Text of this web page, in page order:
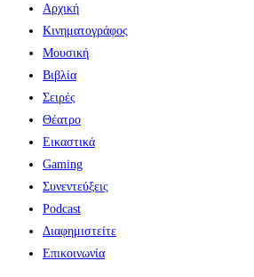
Αρχική
Κινηματογράφος
Μουσική
Βιβλία
Σειρές
Θέατρο
Εικαστικά
Gaming
Συνεντεύξεις
Podcast
Διαφημιστείτε
Επικοινωνία